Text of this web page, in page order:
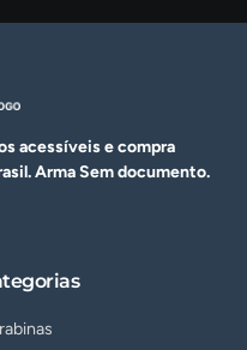
acessíveis e compra
ArmaSem documento.